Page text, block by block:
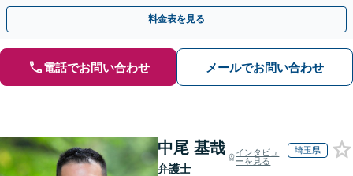
確に対応を進めてまいります。
料金表を見る
電話でお問い合わせ メールでお問い合わせ
中尾 基哉
弁護士
インタビュ
ーを見る
埼玉県